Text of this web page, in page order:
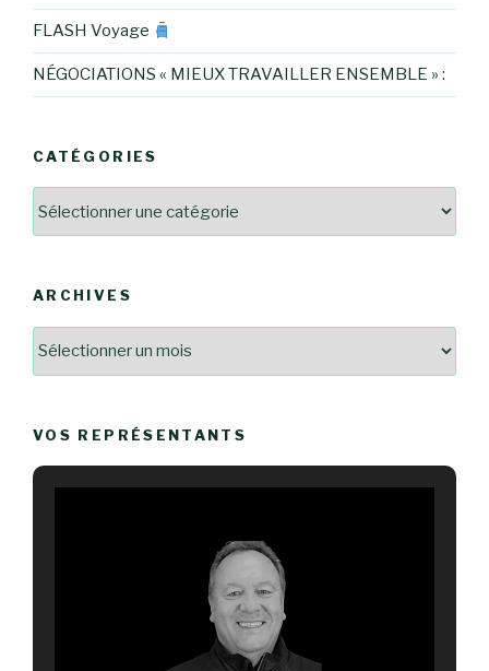
FLASH Voyage
NÉGOCIATIONS « MIEUX TRAVAILLER ENSEMBLE » :
CATÉGORIES
ARCHIVES
VOS REPRÉSENTANTS